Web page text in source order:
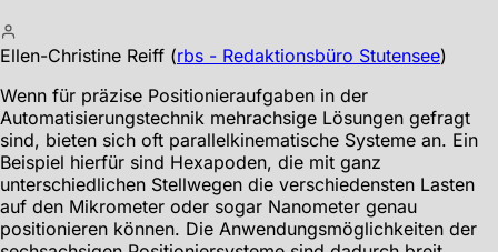
Ellen-Christine Reiff (rbs - Redaktionsbüro Stutensee)
Wenn für präzise Positionieraufgaben in der
Automatisierungstechnik mehrachsige Lösungen gefragt
sind, bieten sich oft parallelkinematische Systeme an. Ein
Beispiel hierfür sind Hexapoden, die mit ganz
unterschiedlichen Stellwegen die verschiedensten Lasten
auf den Mikrometer oder sogar Nanometer genau
positionieren können. Die Anwendungsmöglichkeiten der